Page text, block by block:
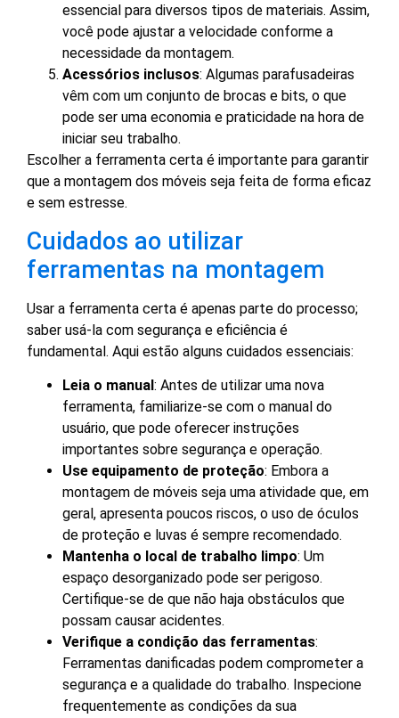
essencial para diversos tipos de materiais. Assim,
você pode ajustar a velocidade conforme a
necessidade da montagem.
Acessórios inclusos: Algumas parafusadeiras
vêm com um conjunto de brocas e bits, o que
pode ser uma economia e praticidade na hora de
iniciar seu trabalho.
Escolher a ferramenta certa é importante para garantir
que a montagem dos móveis seja feita de forma eficaz
e sem estresse.
Cuidados ao utilizar
ferramentas na montagem
Usar a ferramenta certa é apenas parte do processo;
saber usá-la com segurança e eficiência é
fundamental. Aqui estão alguns cuidados essenciais:
Leia o manual : Antes de utilizar uma nova
ferramenta, familiarize-se com o manual do
usuário, que pode oferecer instruções
importantes sobre segurança e operação.
Use equipamento de proteção: Embora a
montagem de móveis seja uma atividade que, em
geral, apresenta poucos riscos, o uso de óculos
de proteção e luvas é sempre recomendado.
Mantenha o local de trabalho limpo: Um
espaço desorganizado pode ser perigoso.
Certifique-se de que não haja obstáculos que
possam causar acidentes.
Verifique a condição das ferramentas:
Ferramentas danificadas podem comprometer a
segurança e a qualidade do trabalho. Inspecione
frequentemente as condições da sua